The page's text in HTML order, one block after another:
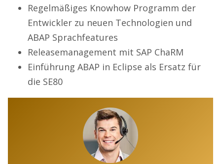
Regelmäßiges Knowhow Programm der
Entwickler zu neuen Technologien und
ABAP Sprachfeatures
Releasemanagement mit SAP ChaRM
Einführung ABAP in Eclipse als Ersatz für
die SE80